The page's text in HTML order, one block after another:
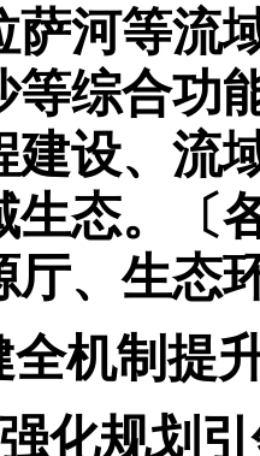
萨河等流
等综合功
建设、流
生态。〔
厅、生态
全机制提
化规划